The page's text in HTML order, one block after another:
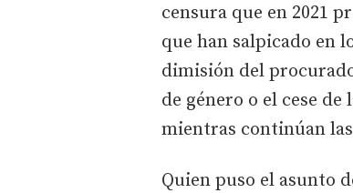
censura que en 2021
que han salpicado en
dimisión del
de género o el cese
mientras continúan
Quien puso el asunto